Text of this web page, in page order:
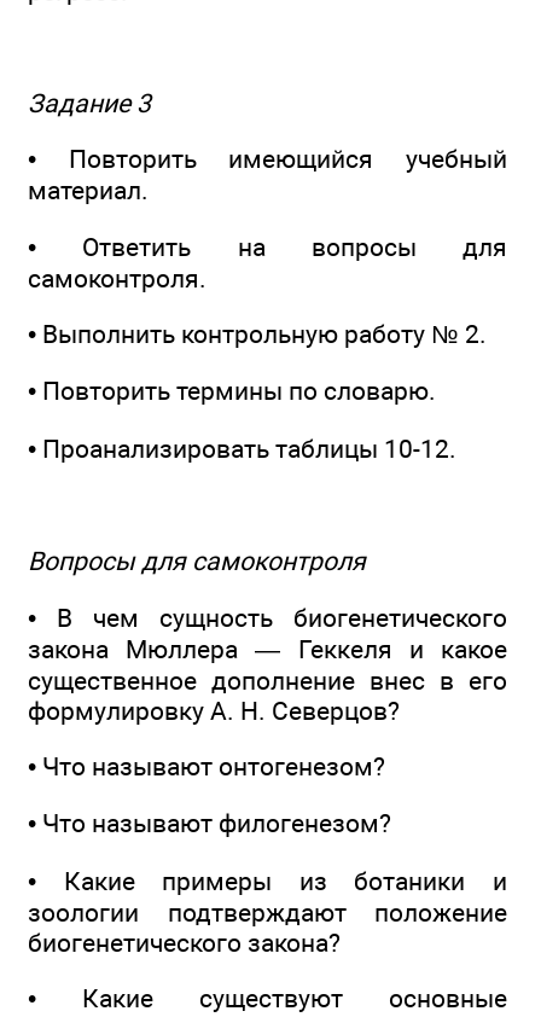
Задание 3
• Повторить имеющийся учебный
материал.
• Ответить на вопросы для
самоконтроля.
• Выполнить контрольную работу № 2.
• Повторить термины по словарю.
• Проанализировать таблицы 10-12.
Вопросы для самоконтроля
• В чем сущность биогенетического
закона Мюллера — Геккеля и какое
существенное дополнение внес в его
формулировку А. Н. Северцов?
• Что называют онтогенезом?
• Что называют филогенезом?
• Какие примеры из ботаники и
зоологии подтверждают положение
биогенетического закона?
• Какие существуют основные